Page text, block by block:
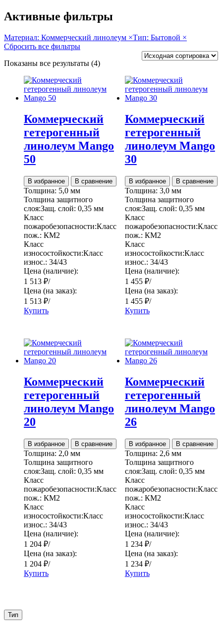
Активные фильтры
Материал: Коммерческий линолеум ×Тип: Бытовой ×
Сбросить все фильтры
Показаны все результаты (4)
Коммерческий
гетерогенный
линолеум Mango
50
В избранное В сравнение
Толщина: 5,0 мм
Толщина защитного
слоя:Защ. слой: 0,35 мм
Класс
пожаробезопасности:Класс
пож.: КМ2
Класс
износостойкости:Класс
износ.: 34/43
Цена (наличие):
1 513 ₽/
Цена (на заказ):
1 513 ₽/
Купить
Коммерческий
гетерогенный
линолеум Mango
30
В избранное В сравнение
Толщина: 3,0 мм
Толщина защитного
слоя:Защ. слой: 0,35 мм
Класс
пожаробезопасности:Класс
пож.: КМ2
Класс
износостойкости:Класс
износ.: 34/43
Цена (наличие):
1 455 ₽/
Цена (на заказ):
1 455 ₽/
Купить
Коммерческий
гетерогенный
линолеум Mango
20
В избранное В сравнение
Толщина: 2,0 мм
Толщина защитного
слоя:Защ. слой: 0,35 мм
Класс
пожаробезопасности:Класс
пож.: КМ2
Класс
износостойкости:Класс
износ.: 34/43
Цена (наличие):
1 204 ₽/
Цена (на заказ):
1 204 ₽/
Купить
Коммерческий
гетерогенный
линолеум Mango
26
В избранное В сравнение
Толщина: 2,6 мм
Толщина защитного
слоя:Защ. слой: 0,35 мм
Класс
пожаробезопасности:Класс
пож.: КМ2
Класс
износостойкости:Класс
износ.: 34/43
Цена (наличие):
1 234 ₽/
Цена (на заказ):
1 234 ₽/
Купить
Тип